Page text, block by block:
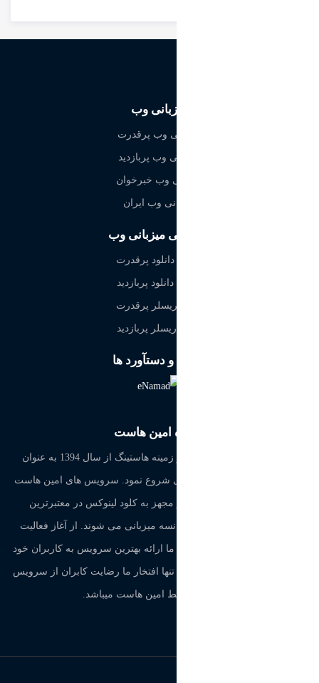
میزبانی وب
میزبانی وب پرقدرت
میزبانی وب پربازدید
میزبانی وب خبرخوان
میزبانی وب ایران
نمایندگی میزبانی وب
هاست دانلود پرقدرت
هاست دانلود پربازدید
مستر ریسلر پرقدرت
مستر ریسلر پربازدید
نمادها و دستآورد ها
درباره امین هاست
امین هاست فعالیت خود را در زمینه هاستینگ از سال 1394 به عنوان
فروشنده هاست و سرور مجازی شروع نمود. سرویس های امین هاست
بر روی سرورهای قدرتمند و مجهز به کلود لینوکس در معتبرترین
دیتاسنترهای کشور آلمان و فرانسه میزبانی می شوند. از آغاز فعالیت
امین هاست تا کنون نهایت تلاش ما ارائه بهترین سرویس به کاربران خود
بوده است و طی فعالیت های ما تنها افتخار ما رضایت کابران از سرویس
ارایه شده توسط امین هاست میباشد.